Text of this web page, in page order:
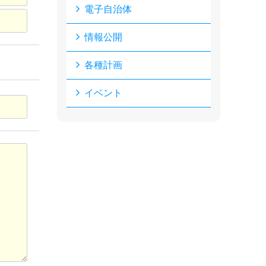
電子自治体
情報公開
各種計画
イベント